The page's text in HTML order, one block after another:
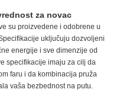
za novac
su proizvedene i odobrene u
uključuju dozvoljeni
energije i sve dimenzije od
specifikacije imaju za cilj da
faru i da kombinacija pruža
vaša bezbednost na putu.